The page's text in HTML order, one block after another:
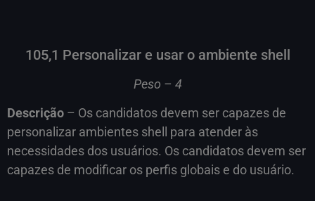
105,1 Personalizar e usar o ambiente shell
Peso – 4
Descrição – Os candidatos devem ser capazes de
personalizar ambientes shell para atender às
necessidades dos usuários. Os candidatos devem ser
capazes de modificar os perfis globais e do usuário.